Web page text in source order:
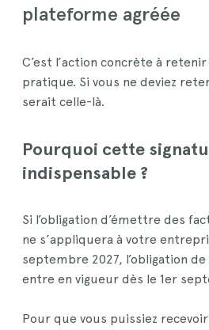
plateforme agréée
C’est l’action concrète à
pratique. Si vous ne deviez
serait celle-là.
Pourquoi cette
indispensable ?
Si l’obligation d’émettre des
ne s’appliquera à votre
septembre 2027, l’obligation
entre en vigueur dès le 1er
Pour que vous puissiez